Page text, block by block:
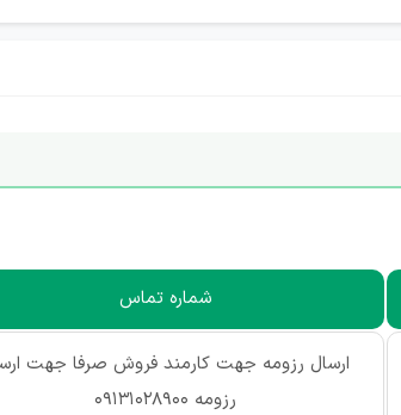
شماره تماس
ارسال رزومه جهت کارمند فروش صرفا جهت
رزومه 09131028900